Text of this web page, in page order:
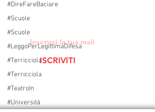
#DireFareBaciare
#Scuole
#Scuole
#LeggoPerLegittimaDifesa
#Terricciola
#Terricciola
#TeatroIn
#Università
Teatro di Bo'
ISCRIVITI ALLA MAILINGLIST
ISCRIVITI